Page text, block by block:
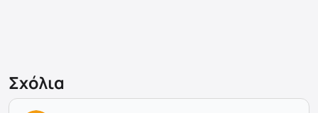
Σχόλια